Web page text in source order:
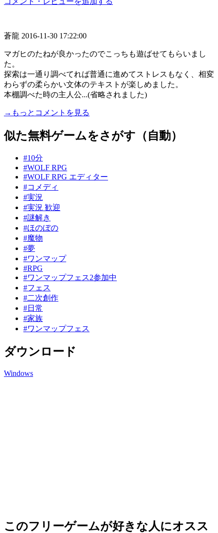
蒼龍 2016-11-30 17:22:00
マガヒのたねが良かったのでこっちも遊ばせてもらいまし
た。
探索は一通り調べてれば普通に進めてストレスもなく、相変
わらずの柔らかい文体のテキストが楽しめました。
本棚調べた時の主人公...(省略されました)
→もっとコメントを見る
似た無料ゲームをさがす（自動）
#10分
#WOLF RPG
#WOLF RPG エディター
#コメディ
#実況
#実況 歓迎
#謎解き
#ほのぼの
#魔物
#夢
#ワンマップ
#RPG
#ワンマップフェス2参加中
#フェス
#二次創作
#日常
#家族
#ワンマップフェス
ダウンロード
Windows
このフリーゲームが好きな人にオスス